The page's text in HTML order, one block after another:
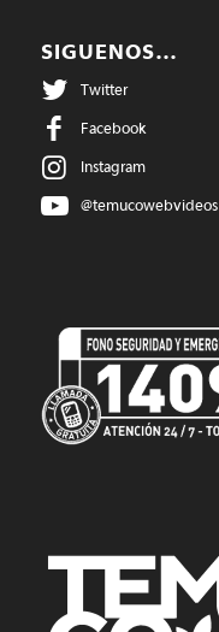
SIGUENOS…
Twitter
Facebook
Instagram
@temucowebvideos